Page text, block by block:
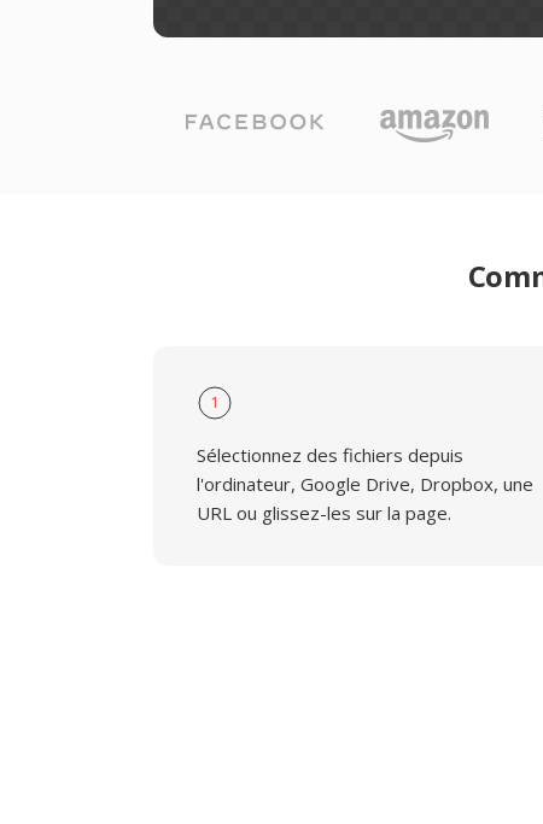
1
Sélectionnez des fichiers depuis
l'ordinateur, Google Drive, Dropbox, une
URL ou glissez-les sur la page.